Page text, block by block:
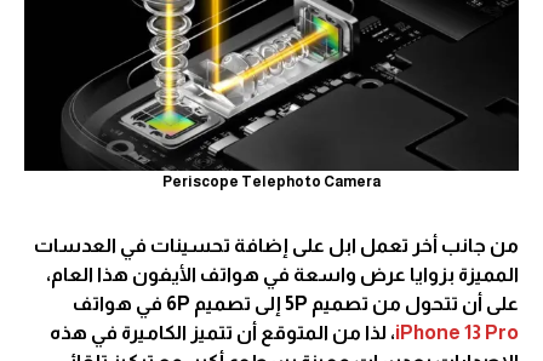
Periscope Telephoto Camera
من جانب أخر تعمل ابل على إضافة تحسينات في العدسات
المميزة بزوايا عرض واسعة في هواتف الأيفون هذا العام،
على أن تتحول من تصميم 5P إلى تصميم 6P في هواتف
iPhone 13 Pro، لذا من المتوقع أن تتميز الكاميرة في هذه